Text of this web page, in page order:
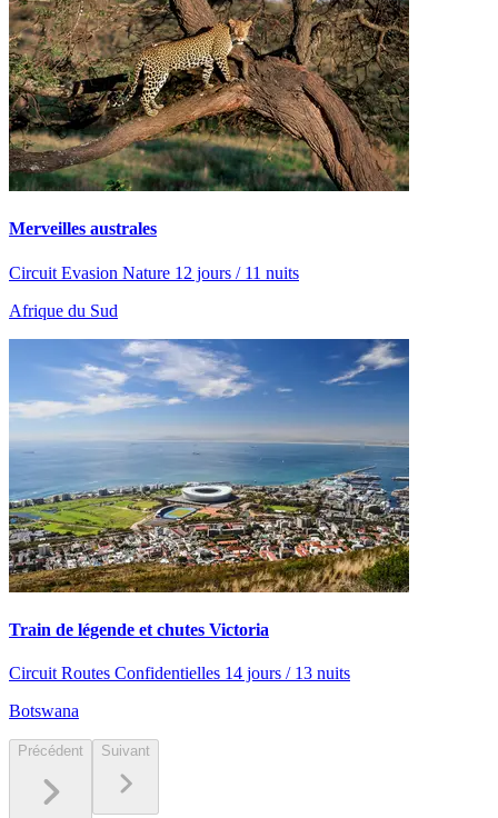
Merveilles australes
Circuit Evasion Nature 12 jours / 11 nuits
Afrique du Sud
Train de légende et chutes Victoria
Circuit Routes Confidentielles 14 jours / 13 nuits
Botswana
Précédent Suivant